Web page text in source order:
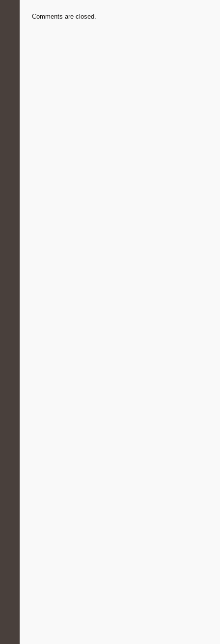
Comments are closed.